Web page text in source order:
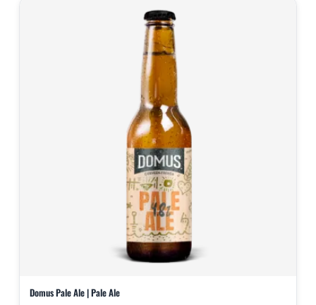
Domus Pale Ale | Pale Ale